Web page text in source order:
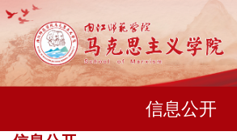
信息公开